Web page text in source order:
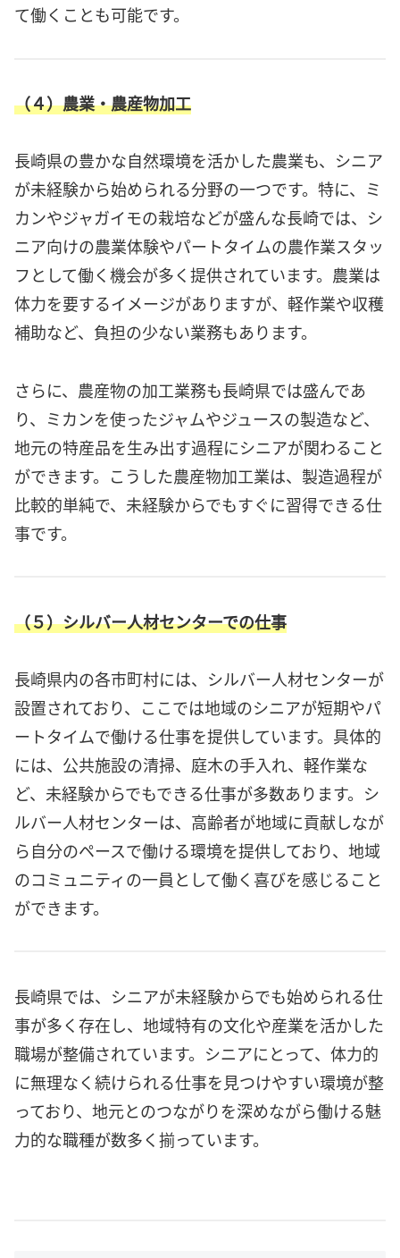
て働くことも可能です。
（４）農業・農産物加工
長崎県の豊かな自然環境を活かした農業も、シニア
が未経験から始められる分野の一つです。特に、ミ
カンやジャガイモの栽培などが盛んな長崎では、シ
ニア向けの農業体験やパートタイムの農作業スタッ
フとして働く機会が多く提供されています。農業は
体力を要するイメージがありますが、軽作業や収穫
補助など、負担の少ない業務もあります。
さらに、農産物の加工業務も長崎県では盛んであ
り、ミカンを使ったジャムやジュースの製造など、
地元の特産品を生み出す過程にシニアが関わること
ができます。こうした農産物加工業は、製造過程が
比較的単純で、未経験からでもすぐに習得できる仕
事です。
（５）シルバー人材センターでの仕事
長崎県内の各市町村には、シルバー人材センターが
設置されており、ここでは地域のシニアが短期やパ
ートタイムで働ける仕事を提供しています。具体的
には、公共施設の清掃、庭木の手入れ、軽作業な
ど、未経験からでもできる仕事が多数あります。シ
ルバー人材センターは、高齢者が地域に貢献しなが
ら自分のペースで働ける環境を提供しており、地域
のコミュニティの一員として働く喜びを感じること
ができます。
長崎県では、シニアが未経験からでも始められる仕
事が多く存在し、地域特有の文化や産業を活かした
職場が整備されています。シニアにとって、体力的
に無理なく続けられる仕事を見つけやすい環境が整
っており、地元とのつながりを深めながら働ける魅
力的な職種が数多く揃っています。